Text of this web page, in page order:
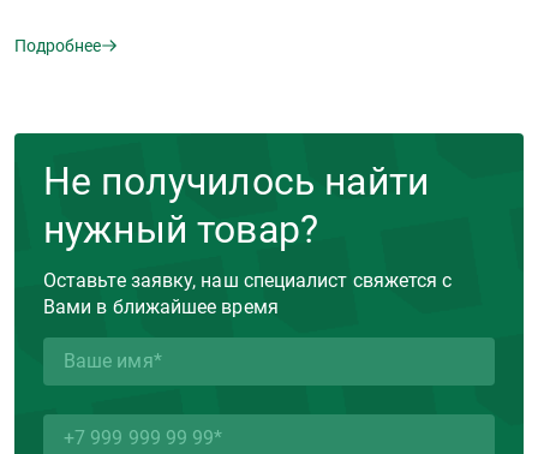
Подробнее
Не получилось найти
нужный товар?
Оставьте заявку, наш специалист свяжется с
Вами в ближайшее время